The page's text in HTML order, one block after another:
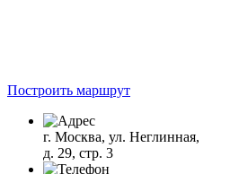
Построить маршрут
г. Москва, ул. Неглинная,
д. 29, стр. 3